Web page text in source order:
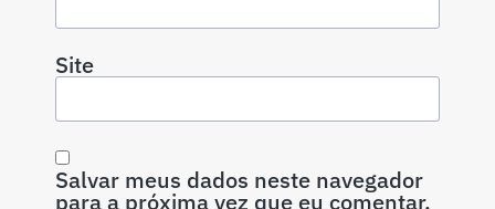
Site
Salvar meus dados neste navegador
para a próxima vez que eu comentar.